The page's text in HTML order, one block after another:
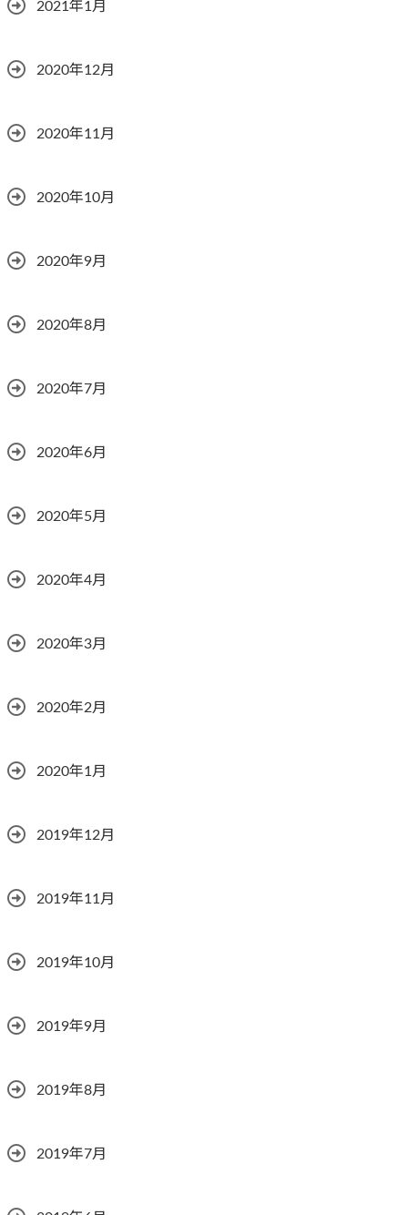
2021年1月
2020年12月
2020年11月
2020年10月
2020年9月
2020年8月
2020年7月
2020年6月
2020年5月
2020年4月
2020年3月
2020年2月
2020年1月
2019年12月
2019年11月
2019年10月
2019年9月
2019年8月
2019年7月